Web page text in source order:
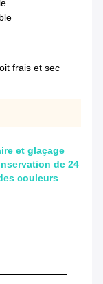
frais et sec
et glaçage
de 24
couleurs